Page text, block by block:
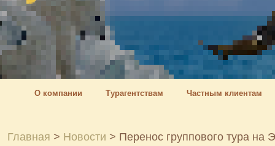
О компании Турагентствам Частным клиентам
Главная > Новости > Перенос группового тура на